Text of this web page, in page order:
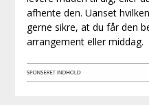
afhente den. Uanset
gerne sikre, at du får den
arrangement eller middag.